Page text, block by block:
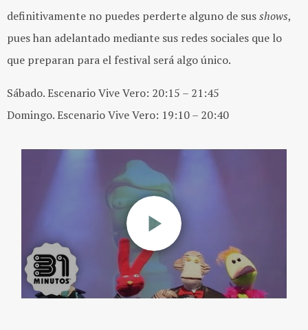
definitivamente no puedes perderte alguno de susshows,
pues han adelantado mediante sus redes sociales que lo
que preparan para el festival será algo único.
Sábado. Escenario Vive Vero: 20:15 – 21:45
Domingo. Escenario Vive Vero: 19:10 – 20:40